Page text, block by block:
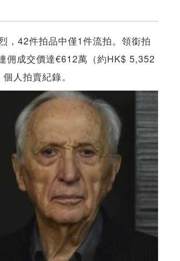
，42件拍品中僅1件流拍。領銜拍
成交價達€612萬（約HK$ 5,352
人拍賣紀錄。